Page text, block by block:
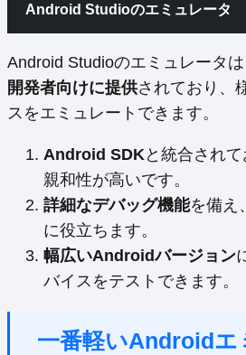
Android Studioのエミュレータ
Android Studioのエミュレータは
開発者向けに提供されており、
スをエミュレートできます。
Android SDK と統合され
親和性が高いです。
詳細なデバッグ機能を備え
に役立ちます。
幅広いAndroidバージョン
バイスをテストできます。
一番軽いAndroidエ